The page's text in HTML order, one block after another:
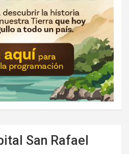
San Rafael